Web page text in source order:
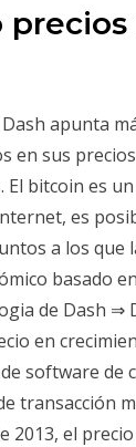
apunta
en sus
bitcoin es
es
a los
basado
de Dash ⇒
en
software de
transacción
2013, el